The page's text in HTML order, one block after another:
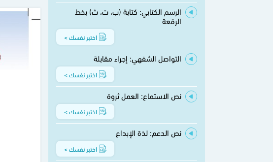
الرسم الكتابي: كتابة (ب، ت، ث) بخط
الرقعة
اختبر نفسك >
التواصل الشفهي: إجراء مقابلة
اختبر نفسك >
نص الاستماع: العمل ثروة
اختبر نفسك >
نص الدعم: لذة الإبداع
اختبر نفسك >